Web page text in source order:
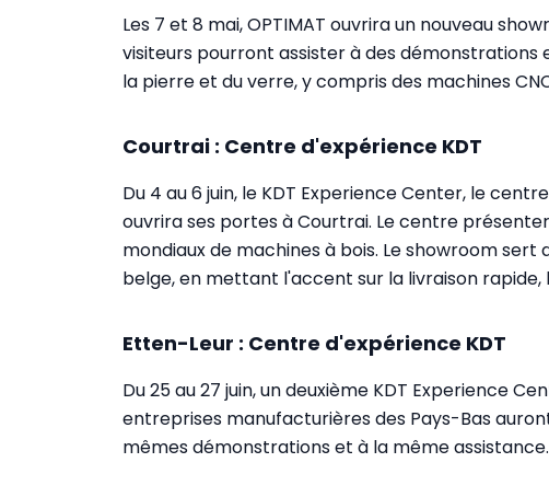
Les 7 et 8 mai, OPTIMAT ouvrira un nouveau
visiteurs pourront assister à des
la pierre et du verre, y compris des machines
Courtrai : Centre d'expérience KDT
Du 4 au 6 juin, le KDT Experience Center, le
ouvrira ses portes à Courtrai. Le centre
mondiaux de machines à bois. Le showroom
belge, en mettant l'accent sur la livraison
Etten-Leur : Centre d'expérience KDT
Du 25 au 27 juin, un deuxième KDT Experience
entreprises manufacturières des Pays-Bas
mêmes démonstrations et à la même assistance.